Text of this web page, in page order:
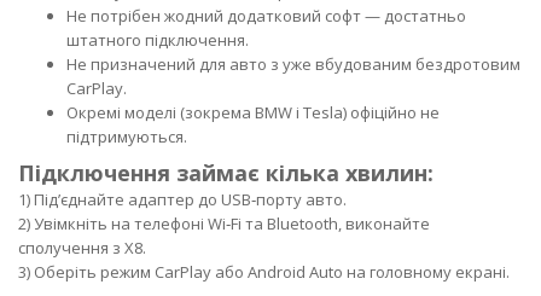
Не потрібен жодний додатковий софт — достатньо
штатного підключення.
Не призначений для авто з уже вбудованим бездротовим
CarPlay.
Окремі моделі (зокрема BMW і Tesla) офіційно не
підтримуються.
Підключення займає кілька хвилин:
1) Під’єднайте адаптер до USB‑порту авто.
2) Увімкніть на телефоні Wi‑Fi та Bluetooth, виконайте
сполучення з X8.
3) Оберіть режим CarPlay або Android Auto на головному екрані.